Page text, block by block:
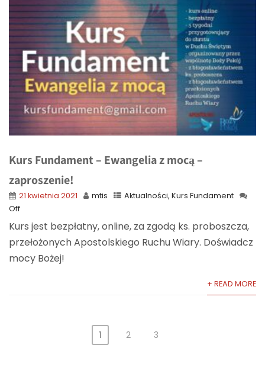
Kurs Fundament – Ewangelia z mocą –
zaproszenie!
21 kwietnia 2021 mtis Aktualności, Kurs Fundament
Off
Kurs jest bezpłatny, online, za zgodą ks. proboszcza,
przełożonych Apostolskiego Ruchu Wiary. Doświadcz
mocy Bożej!
+ READ MORE
1 2 3